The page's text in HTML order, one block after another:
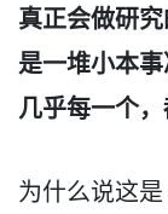
真正会做研
是一堆小本
几乎每一个
为什么说这